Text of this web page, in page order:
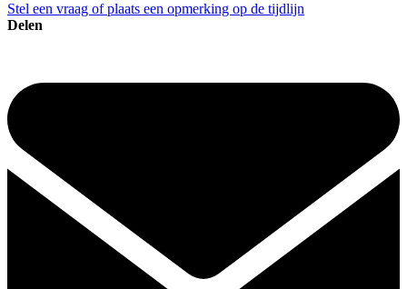
Stel een vraag of plaats een opmerking op de tijdlijn
Delen